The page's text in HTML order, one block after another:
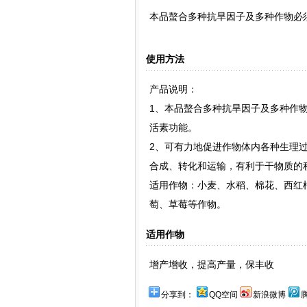
本品螯合多种抗旱因子及多种作物必
使用方法
产品说明：
1、本品螯合多种抗旱因子及多种作
活素功能。
2、可有力地促进作物体内各种生理
合成、转化和运输，有利于干物质
适用作物：小麦、水稻、棉花、西
萄、草莓等作物。
适用作物
增产增收，提高产量，保丰收
分享到： QQ空间 新浪微博